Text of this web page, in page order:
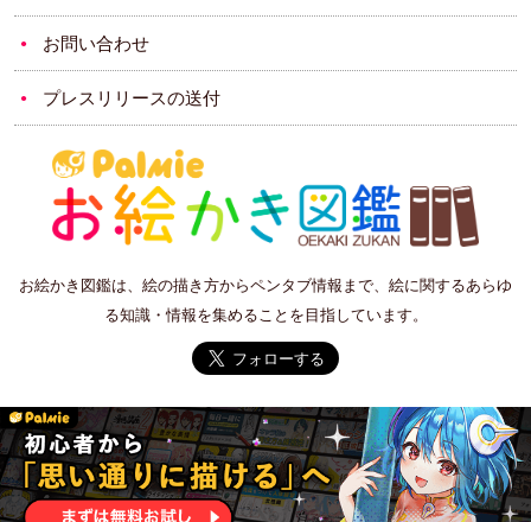
お問い合わせ
プレスリリースの送付
お絵かき図鑑は、絵の描き方からペンタブ情報まで、絵に関するあらゆ
る知識・情報を集めることを目指しています。